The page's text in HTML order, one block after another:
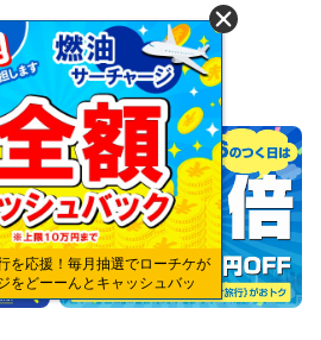
を応援！毎月抽選でローチケが
をどーーんとキャッシュバッ